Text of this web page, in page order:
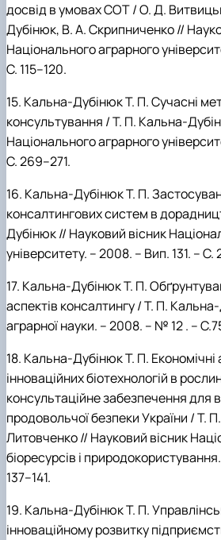
досвід в умовах СОТ / О.Д.
Дубінюк, В.А.Скрипниченко //
Національного аграрного
С. 115–120.
15. Кальна-ДубінюкТ. П. Сучасні
консультування / Т. П. Кальна-
Національного аграрного
С. 269–271.
16. Кальна-ДубінюкТ. П.
консалтингових систем в
Дубінюк // Науковий вісник
університету. – 2008. – Вип. 131. – С.
17. Кальна-ДубінюкТ. П.
аспектів консалтингу / Т. П. Кальна-
аграрної науки. –2008. – № 12 . –
18. Кальна-ДубінюкТ. П.
інноваційних біотехнологій в
консультаційне забезпечення для
продовольчої безпеки України / Т.
Литовченко // Науковий вісник
біоресурсів і
137–141.
19. Кальна-ДубінюкТ. П.
інноваційному розвитку